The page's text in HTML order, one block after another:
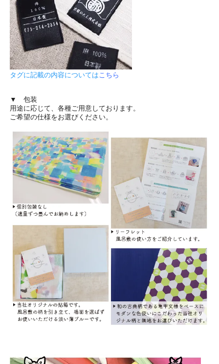
タグに記載の内容についてはこちら
▼ 包装
用途に応じて、各種ご用意しております。
ご希望の仕様をお選びください。